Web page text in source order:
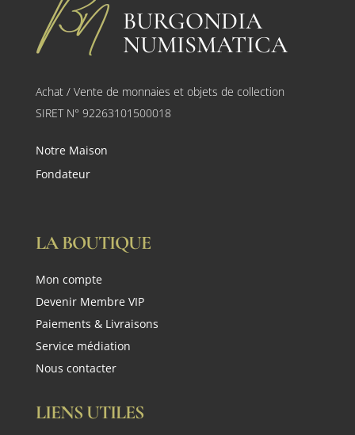
BURGONDIA
NUMISMATICA
Achat / Vente de monnaies et objets de collection
SIRET N° 92263101500018
Notre Maison
Fondateur
LA BOUTIQUE
Mon compte
Devenir Membre VIP
Paiements & Livraisons
Service médiation
Nous contacter
LIENS UTILES